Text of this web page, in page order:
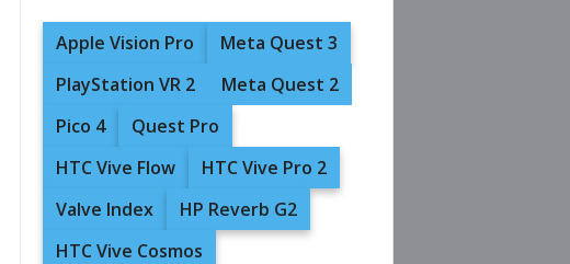
Apple Vision Pro
Meta Quest 3
PlayStation VR 2
Meta Quest 2
Pico 4
Quest Pro
HTC Vive Flow
HTC Vive Pro 2
Valve Index
HP Reverb G2
HTC Vive Cosmos